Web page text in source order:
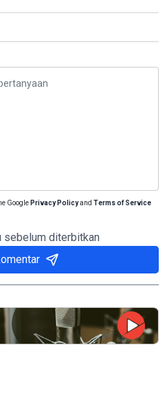
Google Privacy Policyand Terms of Service
sebelum diterbitkan